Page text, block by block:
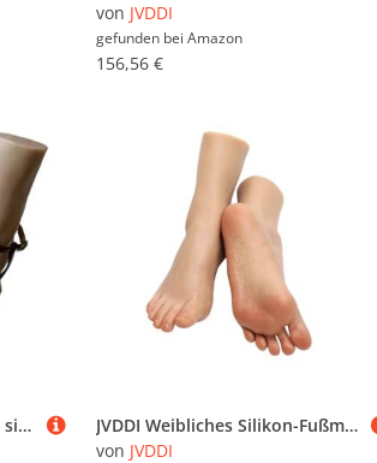
von JVDDI
gefunden bei Amazon
156,56 €
JVDDI Lebensechtes Fußmo, sichtbare Blutgefäße, künstliche Blutgefäße, beheizbare Nagelanzeige, Tarsel, Gummi, Kunststoff, weiblich, TGJ36C(Toes Bone,Right Foot)
JVDDI Weibliches Silikon-Fußmo, beheizbar, Mannequin-Fuß, Nalkunst, realistische Füße, Fetisch-Display, TGJ3812-C3(Heatable Toes Bone,One Pair)
von JVDDI